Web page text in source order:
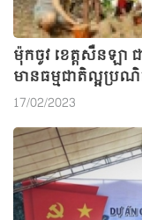
ម៉ុកចូវ ខេត្តសឺនឡា
មានធម្មជាតិល្អប្
17/02/2023